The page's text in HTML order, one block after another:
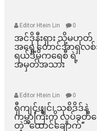
Editor Htein Lin 0
အင်ဒိုနီးရှား သို့မဟုတ်
အရှေ့တောင်အာရှလ
ရယ်ဒီမိုကရေစီ ရဲ့
အမှတ်အသား
Editor Htein Lin 0
ရှီကျင့်ဖျင်၊ သုစိဒိဒ်နဲ့
ကမ္ဘာကြီးကို လှုပ်ခတ်
တဲ့ “ထောင်ချောက်”